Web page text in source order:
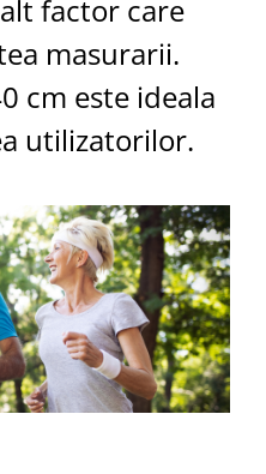
factor care
masurarii.
cm este ideala
utilizatorilor.